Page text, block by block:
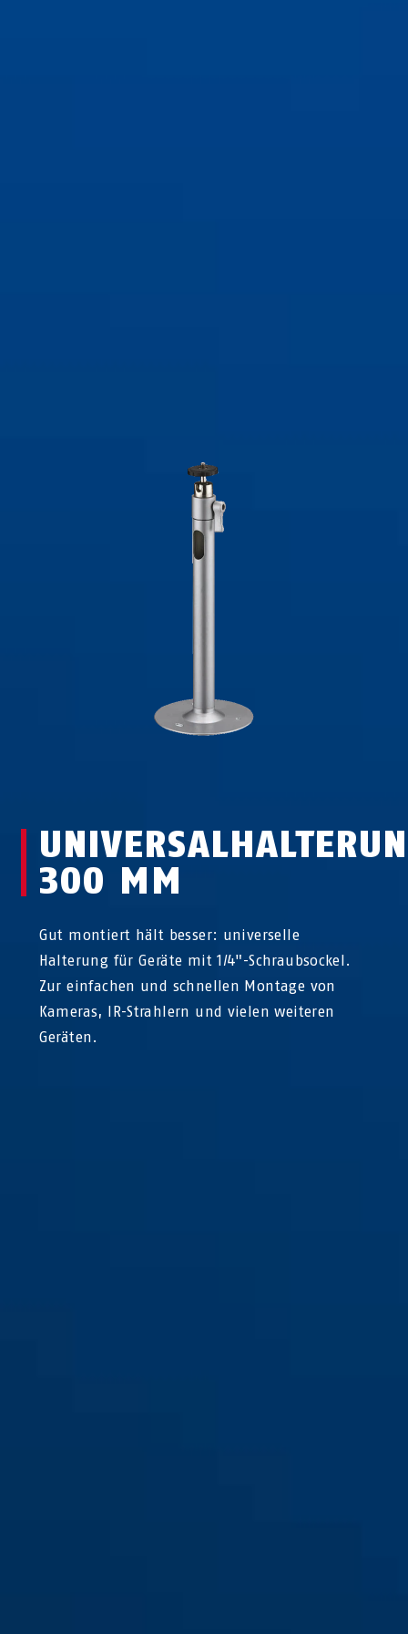
300 MM
Gut montiert hält besser: universelle
Halterung für Geräte mit 1/4"-Schraubsockel.
Zur einfachen und schnellen Montage von
Kameras, IR-Strahlern und vielen weiteren
Geräten.